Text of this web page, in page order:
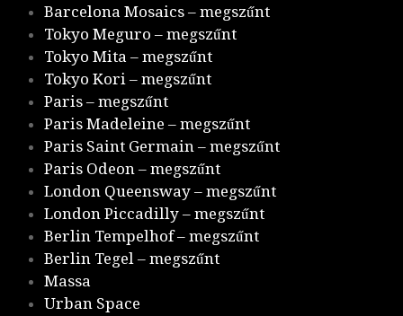
Barcelona Mosaics – megszűnt
Tokyo Meguro – megszűnt
Tokyo Mita – megszűnt
Tokyo Kori – megszűnt
Paris – megszűnt
Paris Madeleine – megszűnt
Paris Saint Germain – megszűnt
Paris Odeon – megszűnt
London Queensway – megszűnt
London Piccadilly – megszűnt
Berlin Tempelhof – megszűnt
Berlin Tegel – megszűnt
Massa
Urban Space